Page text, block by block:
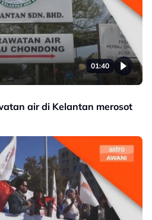
01:40
air di Kelantan merosot